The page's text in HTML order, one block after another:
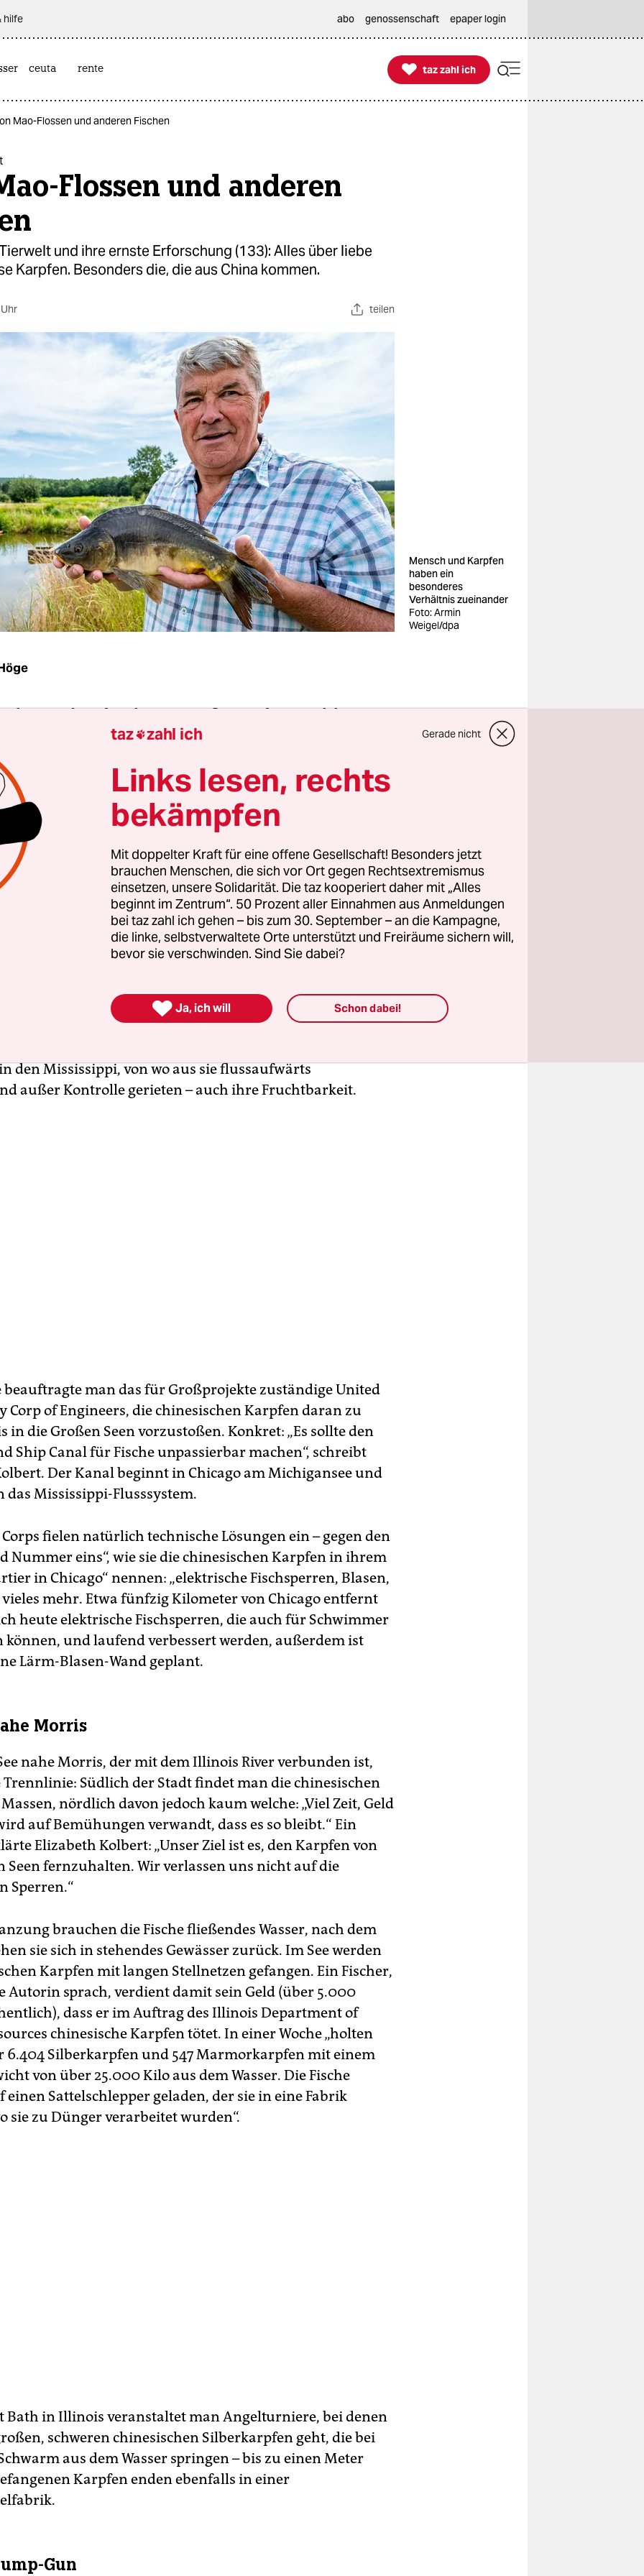
hilfe abo genossenschaft epaper login
ceuta rente 
taz zahl ich
taz zahl ich
Mao-Flossen und anderen Fischen
Flossen und anderen
und ihre ernste Erforschung (133): Alles über liebe
Karpfen. Besonders die, die aus China kommen.
teilen
Mensch und Karpfen
haben ein
besonderes
Verhältnis zueinander
Foto: Armin
Weigel/dpa
den Graskarpfen, der Wasserpflanzen frisst und dessen
düngt; den Silberkarpfen, der ebenso wie der
Plankton einsaugt und Algen frisst, von denen aber
Wassertierchen leben, die der Schwarze Amurkarpfen
chinesischen Karpfen profitieren von diesem „System“,
Ökojournalistin Elizabeth Kolbert deren
in ihrem Reportagebuch über Weltretter („Wir
2021) nennt. Dieses System – eine „integrierte
habe es „den Chinesen ermöglicht, ungeheure
zu ernten – allein 2015 etwa 22 Milliarden Kilo“.
der Meeresökologin Rachel Carson hin, statt Chemikalien
oder parasitäre Arten einzusetzen, sie biologisch – mit
Sie sollten die Flüsse und Seen von einer alles
Wasserpflanze befreien, die die Schifffahrt behinderte.
den Mississippi, von wo aus sie flussaufwärts
außer Kontrolle gerieten – auch ihre Fruchtbarkeit.
beauftragte man das für Großprojekte zuständige United
Corp of Engineers, die chinesischen Karpfen daran zu
in die Großen Seen vorzustoßen. Konkret: „Es sollte den
Ship Canal für Fische unpassierbar machen“, schreibt
Der Kanal beginnt in Chicago am Michigansee und
das Mississippi-Flusssystem.
fielen natürlich technische Lösungen ein – gegen den
Nummer eins“, wie sie die chinesischen Karpfen in ihrem
in Chicago“ nennen: „elektrische Fischsperren, Blasen,
mehr. Etwa fünfzig Kilometer von Chicago entfernt
heute elektrische Fischsperren, die auch für Schwimmer
können, und laufend verbessert werden, außerdem ist
Lärm-Blasen-Wand geplant.
Morris
nahe Morris, der mit dem Illinois River verbunden ist,
Trennlinie: Südlich der Stadt findet man die chinesischen
nördlich davon jedoch kaum welche: „Viel Zeit, Geld
auf Bemühungen verwandt, dass es so bleibt.“ Ein
Elizabeth Kolbert: „Unser Ziel ist es, den Karpfen von
Seen fernzuhalten. Wir verlassen uns nicht auf die
Sperren.“
brauchen die Fische fließendes Wasser, nach dem
sie sich in stehendes Gewässer zurück. Im See werden
Karpfen mit langen Stellnetzen gefangen. Ein Fischer,
Autorin sprach, verdient damit sein Geld (über 5.000
dass er im Auftrag des Illinois Department of
chinesische Karpfen tötet. In einer Woche „holten
6.404 Silberkarpfen und 547 Marmorkarpfen mit einem
von über 25.000 Kilo aus dem Wasser. Die Fische
Sattelschlepper geladen, der sie in eine Fabrik
sie zu Dünger verarbeitet wurden“.
Bath in Illinois veranstaltet man Angelturniere, bei denen
schweren chinesischen Silberkarpfen geht, die bei
aus dem Wasser springen – bis zu einen Meter
Karpfen enden ebenfalls in einer
Gun
taz zahl ich Gerade nicht
Links lesen, rechts
bekämpfen
Mit doppelter Kraft für eine offene Gesellschaft! Besonders jetzt
brauchen Menschen, die sich vor Ort gegen Rechtsextremismus
einsetzen, unsere Solidarität. Die taz kooperiert daher mit „Alles
beginnt im Zentrum“. 50 Prozent aller Einnahmen aus Anmeldungen
bei taz zahl ich gehen – bis zum 30. September – an die Kampagne,
die linke, selbstverwaltete Orte unterstützt und Freiräume sichern will,
bevor sie verschwinden. Sind Sie dabei?
 Ja, ich will Schon dabei!